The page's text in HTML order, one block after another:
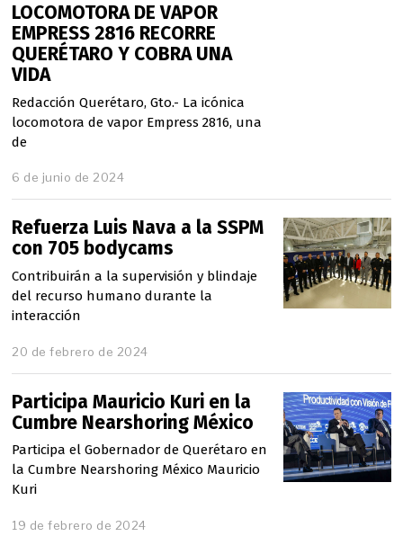
LOCOMOTORA DE VAPOR
EMPRESS 2816 RECORRE
QUERÉTARO Y COBRA UNA
VIDA
Redacción Querétaro, Gto.- La icónica
locomotora de vapor Empress 2816, una
de
6 de junio de 2024
Refuerza Luis Nava a la SSPM
con 705 bodycams
Contribuirán a la supervisión y blindaje
del recurso humano durante la
interacción
20 de febrero de 2024
Participa Mauricio Kuri en la
Cumbre Nearshoring México
Participa el Gobernador de Querétaro en
la Cumbre Nearshoring México Mauricio
Kuri
19 de febrero de 2024